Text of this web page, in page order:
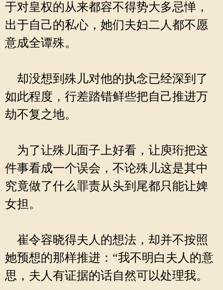
于对皇权的从来都容不得势大多忌惮，
出于自己的私心，她们夫妇二人都不愿
意成全谭殊。
却没想到殊儿对他的执念已经深到了
如此程度，行差踏错鲜些把自己推进万
劫不复之地。
为了让殊儿面子上好看，让庾珩把这
件事看成一个误会，不论殊儿这是其中
究竟做了什么罪责从头到尾都只能让婢
女担。
崔令容晓得夫人的想法，却并不按照
她预想的那样推进：“我不明白夫人的意
思，夫人有证据的话自然可以处理我。